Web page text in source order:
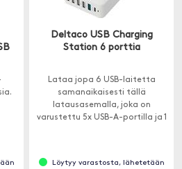
Deltaco USB Charging
Station 6 porttia
Lataa jopa 6 USB-laitetta
samanaikaisesti tällä
latausasemalla, joka on
varustettu 5x USB-A-portilla ja 1
Löytyy varastosta, lähetetään